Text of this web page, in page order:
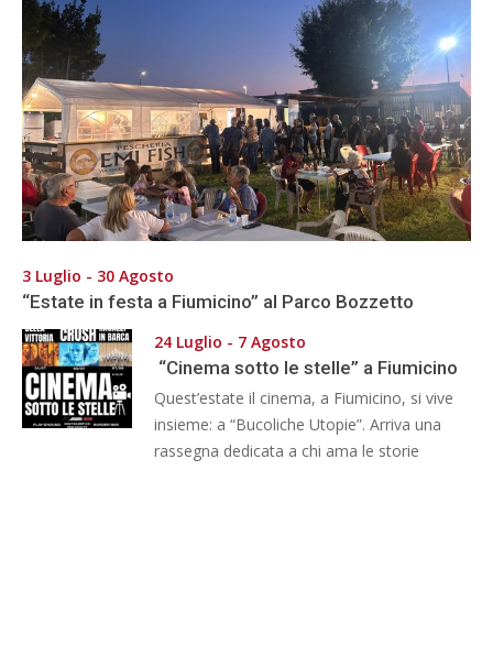
3 Luglio - 30 Agosto
“Estate in festa a Fiumicino” al Parco Bozzetto
24 Luglio - 7 Agosto
“Cinema sotto le stelle” a Fiumicino
Quest’estate il cinema, a Fiumicino, si vive
insieme: a “Bucoliche Utopie”. Arriva una
rassegna dedicata a chi ama le storie